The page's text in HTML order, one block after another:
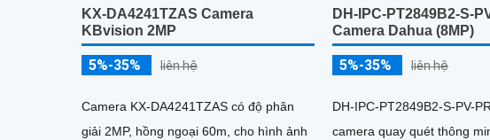
KX-DA4241TZAS Camera
KBvision 2MP
5%-35% liên hệ
Camera KX-DA4241TZAS có độ phân
giải 2MP, hồng ngoại 60m, cho hình ảnh
DH-IPC-PT2849B2-S-
Camera Dahua (8MP)
5%-35% liên hệ
DH-IPC-PT2849B2-S-PV-
camera quay quét thông